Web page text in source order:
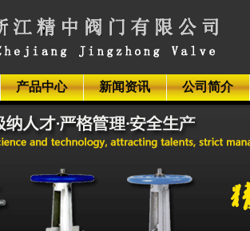
产品中心 新闻资讯 公司简介